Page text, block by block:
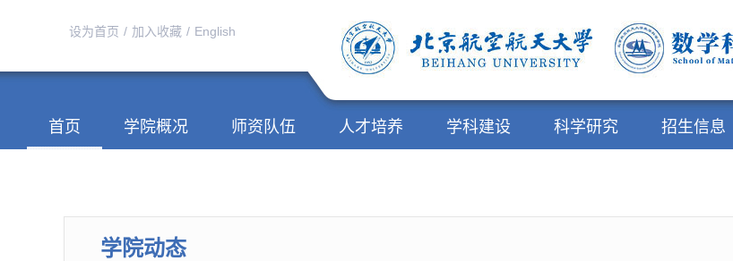
设为首页 / 加入收藏 / English
首页 学院概况 师资队伍 人才培养 学科建设 科学研究 招生信息
学院动态